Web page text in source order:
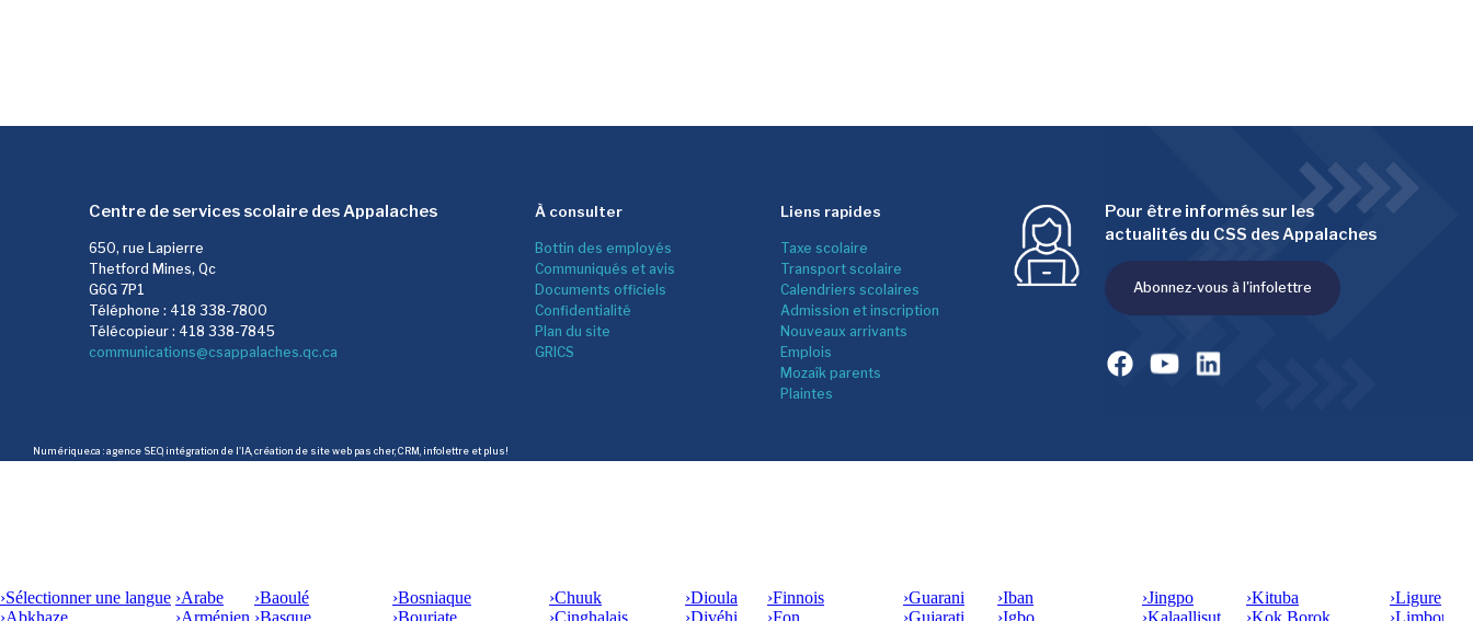
Pour être informés sur les
actualités du CSS des Appalaches
Abonnez-vous à l'infolettre
À consulter
Bottin des employés
Communiqués et avis
Documents officiels
Confidentialité
Plan du site
GRICS
Liens rapides
Taxe scolaire
Transport scolaire
Calendriers scolaires
Admission et inscription
Nouveaux arrivants
Emplois
Mozaîk parents
Plaintes
Centre de services scolaire des Appalaches
650, rue Lapierre
Thetford Mines, Qc
G6G 7P1
Téléphone : 418 338-7800
Télécopieur : 418 338-7845
communications@csappalaches.qc.ca
Numérique.ca : agence SEO, intégration de l'IA, création de site web pas cher, CRM , infolettre et plus!